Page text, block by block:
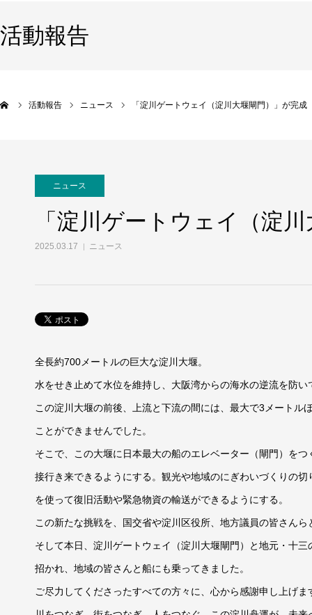
活動報告
活動報告 ニュース 「淀川ゲートウェイ（淀川大堰閘門）」が完成
ニュース
「淀川ゲートウェイ（淀
2025.03.17 ニュース
全長約700メートルの巨大な淀川大堰。
水をせき止めて水位を維持し、大阪湾からの海水の逆流を防
この淀川大堰の前後、上流と下流の間には、最大で3メートル
ことができませんでした。
そこで、この大堰に日本最大の船のエレベーター（閘門）を
接行き来できるようにする。観光や地域のにぎわいづくりの
を使って復旧活動や緊急物資の輸送ができるようにする。
この新たな挑戦を、国交省や淀川区役所、地方議員の皆さん
そして本日、淀川ゲートウェイ（淀川大堰閘門）と地元・十
招かれ、地域の皆さんと船にも乗ってきました。
ご尽力してくださったすべての方々に、心から感謝申し上げま